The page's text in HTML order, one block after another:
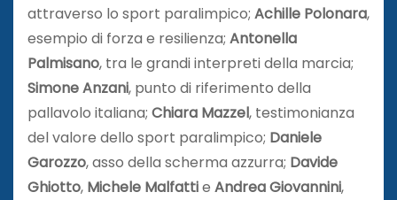
attraverso lo sport paralimpico; Achille Polonara,
esempio di forza e resilienza; Antonella
Palmisano, tra le grandi interpreti della marcia;
Simone Anzani, punto di riferimento della
pallavolo italiana; Chiara Mazzel, testimonianza
del valore dello sport paralimpico; Daniele
Garozzo, asso della scherma azzurra; Davide
Ghiotto, Michele Malfattie Andrea Giovannini,